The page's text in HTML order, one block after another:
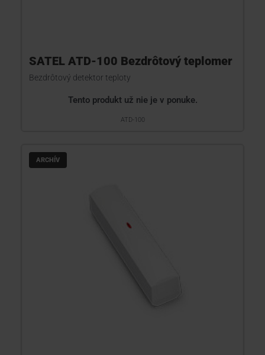
SATEL ATD-100 Bezdrôtový teplomer
Bezdrôtový detektor teploty
Tento produkt už nie je v ponuke.
ATD-100
ARCHÍV